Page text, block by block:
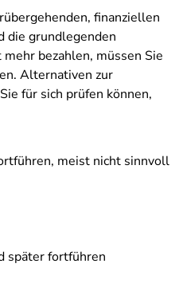
finanziellen
die grundlegenden
bezahlen, müssen Sie
Alternativen zur
für sich prüfen können,
meist nicht sinnvoll
später fortführen